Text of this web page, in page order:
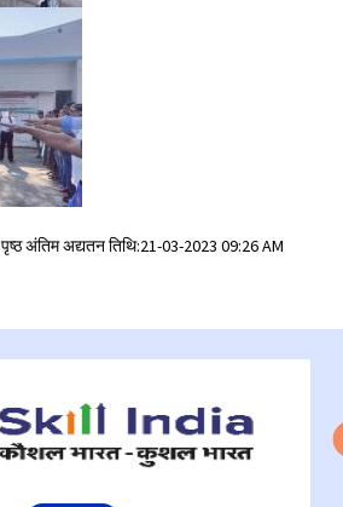
पृष्ठ अंतिम अद्यतन तिथि:21-03-2023 09:26 AM